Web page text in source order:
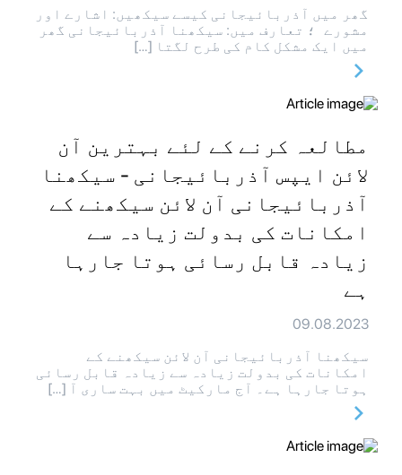
گھر میں آذربائیجانی کیسے سیکھیں: اشارے اور
مشورے ؛ تعارف میں: سیکھنا آذربائیجانی گھر
میں ایک مشکل کام کی طرح لگتا […]
مطالعہ کرنے کے لئے بہترین آن
لائن ایپس آذربائیجانی - سیکھنا
آذربائیجانی آن لائن سیکھنے کے
امکانات کی بدولت زیادہ سے
زیادہ قابل رسائی ہوتا جارہا
ہے
09.08.2023
سیکھنا آذربائیجانی آن لائن سیکھنے کے
امکانات کی بدولت زیادہ سے زیادہ قابل رسائی
ہوتا جارہا ہے۔ آج مارکیٹ میں بہت ساری آ […]